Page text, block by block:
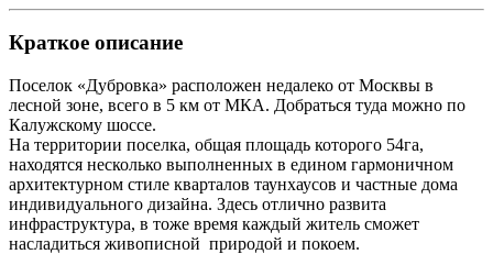
Краткое описание
Поселок «Дубровка» расположен недалеко от Москвы в
лесной зоне, всего в 5 км от МКА. Добраться туда можно по
Калужскому шоссе.
На территории поселка, общая площадь которого 54га,
находятся несколько выполненных в едином гармоничном
архитектурном стиле кварталов таунхаусов и частные дома
индивидуального дизайна. Здесь отлично развита
инфраструктура, в тоже время каждый житель сможет
насладиться живописной природой и покоем.